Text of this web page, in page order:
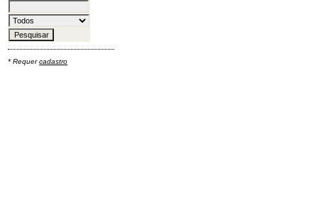
* Requercadastro